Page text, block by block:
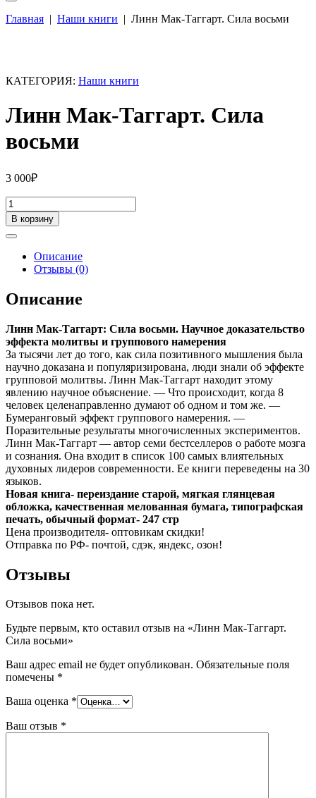
Главная | Наши книги | Линн Мак-Таггарт. Сила восьми
КАТЕГОРИЯ: Наши книги
Линн Мак-Таггарт. Сила
восьми
3 000₽
Количество
товара
Линн
Мак-
Таггарт.
Сила
восьми
В корзину
Описание
Отзывы (0)
Описание
Линн Мак-Таггарт: Сила восьми. Научное доказательство
эффекта молитвы и группового намерения
За тысячи лет до того, как сила позитивного мышления была
научно доказана и популяризирована, люди знали об эффекте
групповой молитвы. Линн Мак-Таггарт находит этому
явлению научное объяснение. — Что происходит, когда 8
человек целенаправленно думают об одном и том же. —
Бумеранговый эффект группового намерения. —
Поразительные результаты многочисленных экспериментов.
Линн Мак-Таггарт — автор семи бестселлеров о работе мозга
и сознания. Она входит в список 100 самых влиятельных
духовных лидеров современности. Ее книги переведены на 30
языков.
Новая книга- переиздание старой, мягкая глянцевая
обложка, качественная мелованная бумага, типографская
печать, обычный формат- 247 стр
Цена производителя- оптовикам скидки!
Отправка по РФ- почтой, сдэк, яндекс, озон!
Отзывы
Отзывов пока нет.
Будьте первым, кто оставил отзыв на «Линн Мак-Таггарт.
Сила восьми»
Ваш адрес email не будет опубликован. Обязательные поля
помечены *
Ваша оценка *
Ваш отзыв *